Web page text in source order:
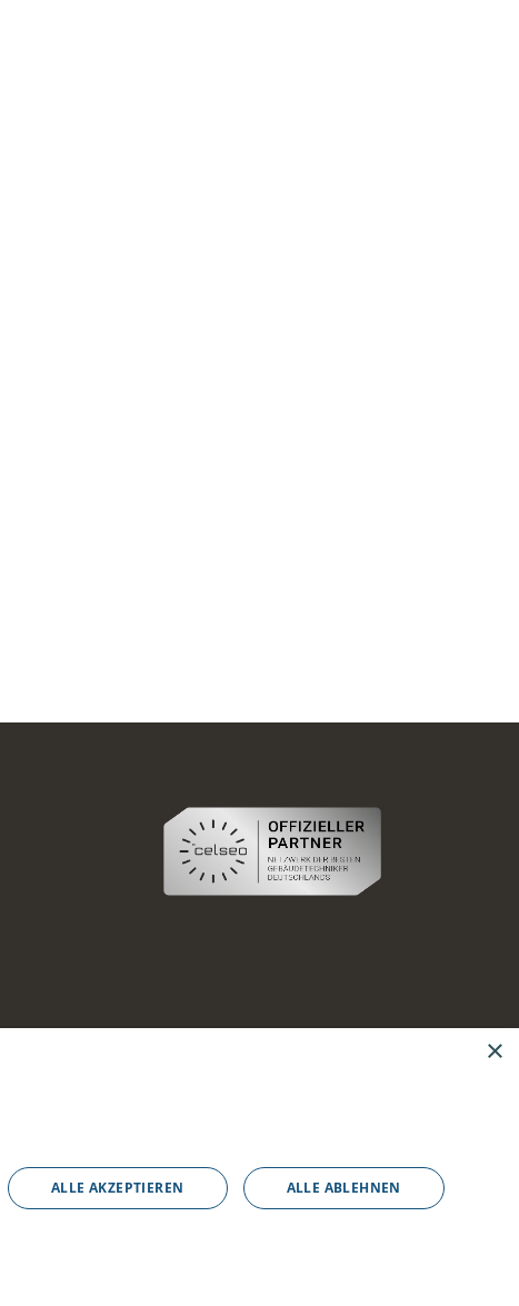
×
ALLE AKZEPTIEREN ALLE ABLEHNEN